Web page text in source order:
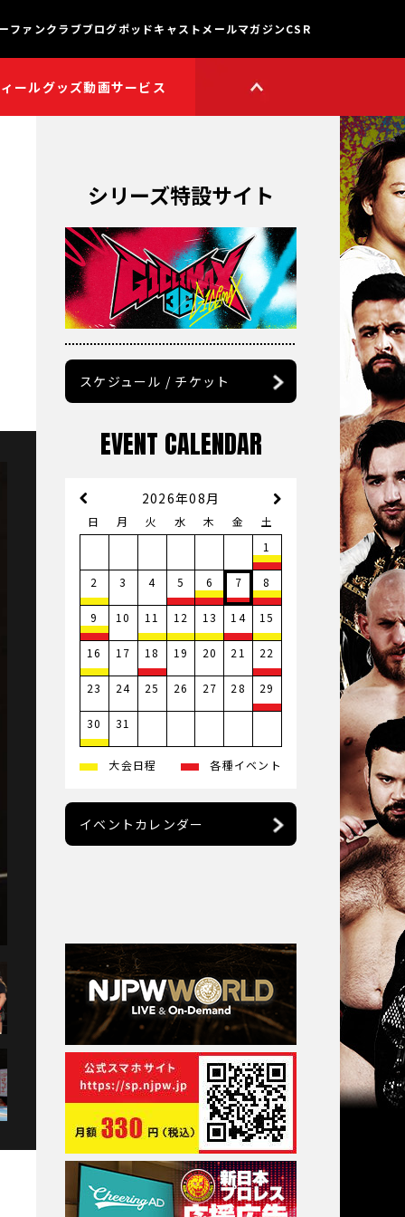
ールグッズ動画サービス
獣神サンダー・ライガー
矢野通プロデュース!!
スイーツ真壁チャンネル
聖帝タイチのゲーム実況
チャンネル
鷹木信悟ちゃんねる
オーカーンチャンネル
ファンクラブブログポッドキャスト メールマガジンCSR
シリーズ特設サイト
スケジュール / チケット
EVENT CALENDAR
2026年08月
日 月 火 水 木 金
土
1
2 3 4 5 6 7 8
9 10 11 12 13 14 15
16 17 18 19 20 21 22
23 24 25 26 27 28 29
30 31
大会日程 各種イベント
イベントカレンダー